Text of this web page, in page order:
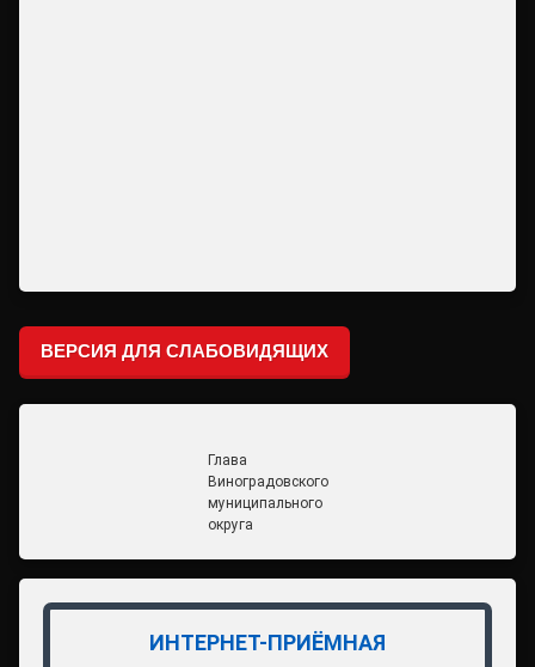
ВЕРСИЯ ДЛЯ СЛАБОВИДЯЩИХ
Глава
Виноградовского
муниципального
округа
ИНТЕРНЕТ-ПРИЁМНАЯ